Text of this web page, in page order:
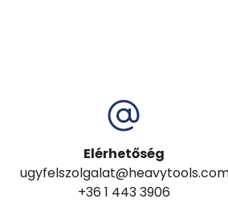
Elérhetőség
+36 1 443 3906